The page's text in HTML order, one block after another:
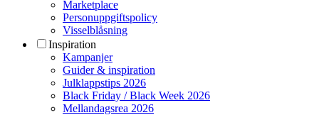
Marketplace
Personuppgiftspolicy
Visselblåsning
Inspiration
Kampanjer
Guider & inspiration
Julklappstips 2026
Black Friday / Black Week 2026
Mellandagsrea 2026